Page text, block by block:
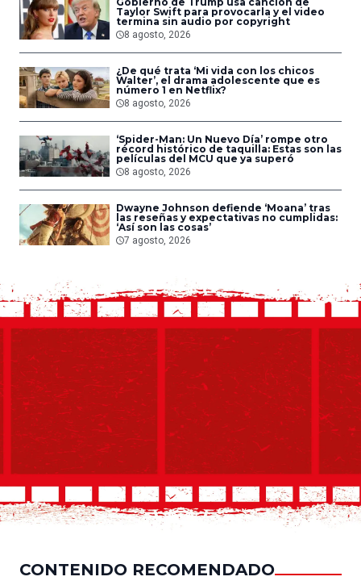
Taylor Swift para provocarla y el video
termina sin audio por copyright
8 agosto, 2026
¿De qué trata ‘Mi vida con los chicos
Walter’, el drama adolescente que es
número 1 en Netflix?
8 agosto, 2026
‘Spider-Man: Un Nuevo Día’ rompe otro
récord histórico de taquilla: Estas son las
películas del MCU que ya superó
8 agosto, 2026
Dwayne Johnson defiende ‘Moana’ tras
las reseñas y expectativas no cumplidas:
‘Así son las cosas’
7 agosto, 2026
CONTENIDO RECOMENDADO